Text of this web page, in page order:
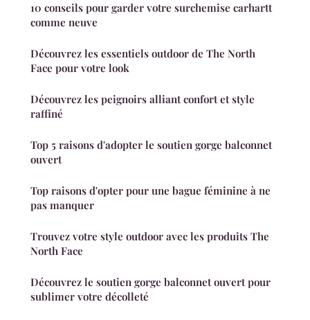
10 conseils pour garder votre surchemise carhartt
comme neuve
Découvrez les essentiels outdoor de The North
Face pour votre look
Découvrez les peignoirs alliant confort et style
raffiné
Top 5 raisons d'adopter le soutien gorge balconnet
ouvert
Top raisons d'opter pour une bague féminine à ne
pas manquer
Trouvez votre style outdoor avec les produits The
North Face
Découvrez le soutien gorge balconnet ouvert pour
sublimer votre décolleté